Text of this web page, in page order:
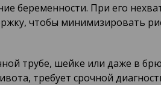
беременности. При его
чтобы минимизировать
трубе, шейке или даже в
требует срочной